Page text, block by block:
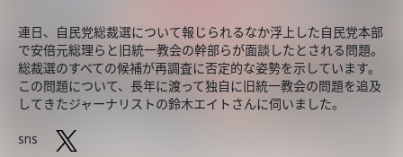
連日、自民党総裁選について報じられるなか浮上した自民党本部
で安倍元総理らと旧統一教会の幹部らが面談したとされる問題。
総裁選のすべての候補が再調査に否定的な姿勢を示しています。
この問題について、長年に渡って独自に旧統一教会の問題を追及
してきたジャーナリストの鈴木エイトさんに伺いました。
sns